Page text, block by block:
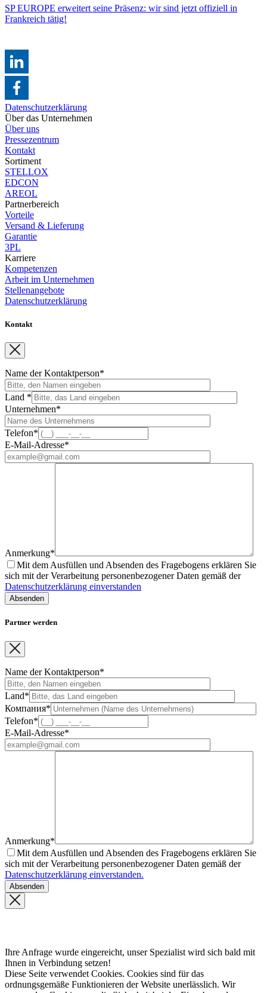
SP EUROPE erweitert seine Präsenz: wir sind jetzt offiziell in
Frankreich tätig!
Datenschutzerklärung
Über das Unternehmen
Über uns
Pressezentrum
Kontakt
Sortiment
STELLOX
EDCON
AREOL
Partnerbereich
Vorteile
Versand & Lieferung
Garantie
3PL
Karriere
Kompetenzen
Arbeit im Unternehmen
Stellenangebote
Datenschutzerklärung
Kontakt
Name der Kontaktperson*
Land *
Unternehmen*
Telefon*
E-Mail-Adresse*
Anmerkung*
Mit dem Ausfüllen und Absenden des Fragebogens erklären Sie
sich mit der Verarbeitung personenbezogener Daten gemäß der
Datenschutzerklärung einverstanden
Partner werden
Name der Kontaktperson*
Land*
Компания*
Telefon*
E-Mail-Adresse*
Anmerkung*
Mit dem Ausfüllen und Absenden des Fragebogens erklären Sie
sich mit der Verarbeitung personenbezogener Daten gemäß der
Datenschutzerklärung einverstanden.
Ihre Anfrage wurde eingereicht, unser Spezialist wird sich bald mit
Ihnen in Verbindung setzen!
Diese Seite verwendet Cookies. Cookies sind für das
ordnungsgemäße Funktionieren der Website unerlässlich. Wir